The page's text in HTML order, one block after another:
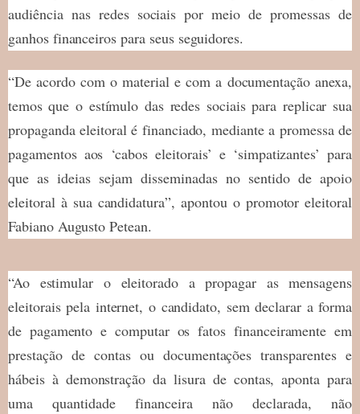
audiência nas redes sociais por meio de promessas de
ganhos financeiros para seus seguidores.
“De acordo com o material e com a documentação anexa,
temos que o estímulo das redes sociais para replicar sua
propaganda eleitoral é financiado, mediante a promessa de
pagamentos aos ‘cabos eleitorais’ e ‘simpatizantes’ para
que as ideias sejam disseminadas no sentido de apoio
eleitoral à sua candidatura”, apontou o promotor eleitoral
Fabiano Augusto Petean.
“Ao estimular o eleitorado a propagar as mensagens
eleitorais pela internet, o candidato, sem declarar a forma
de pagamento e computar os fatos financeiramente em
prestação de contas ou documentações transparentes e
hábeis à demonstração da lisura de contas, aponta para
uma quantidade financeira não declarada, não